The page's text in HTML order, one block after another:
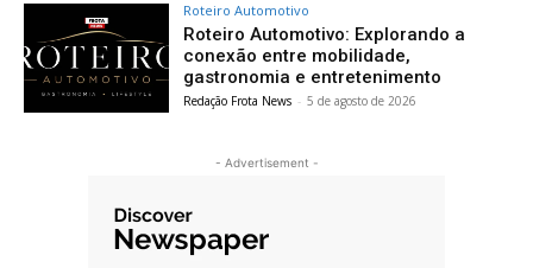
Roteiro Automotivo
Roteiro Automotivo: Explorando a
conexão entre mobilidade,
gastronomia e entretenimento
Redação Frota News - 5 de agosto de 2026
- Advertisement -